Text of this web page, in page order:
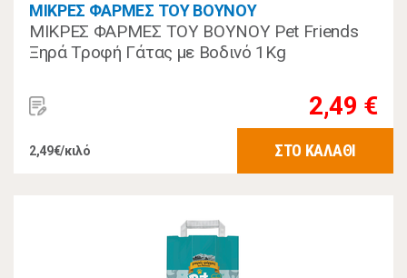
ΜΙΚΡΕΣ ΦΑΡΜΕΣ ΤΟΥ ΒΟΥΝΟΥ
ΜΙΚΡΕΣ ΦΑΡΜΕΣ ΤΟΥ ΒΟΥΝΟΥ Pet Friends
Ξηρά Τροφή Γάτας με Βοδινό 1Kg
2,49 €
2,49€/κιλό ΣΤΟ ΚΑΛΑΘΙ